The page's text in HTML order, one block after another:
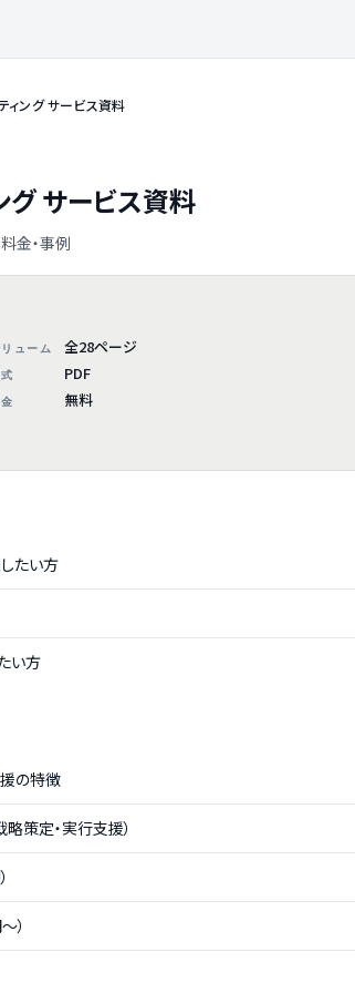
ィング サービス資料
グ サービス資料
金・事例
ューム 全28ページ
PDF
無料
たい方
い方
の特徴
策定・実行支援）
）